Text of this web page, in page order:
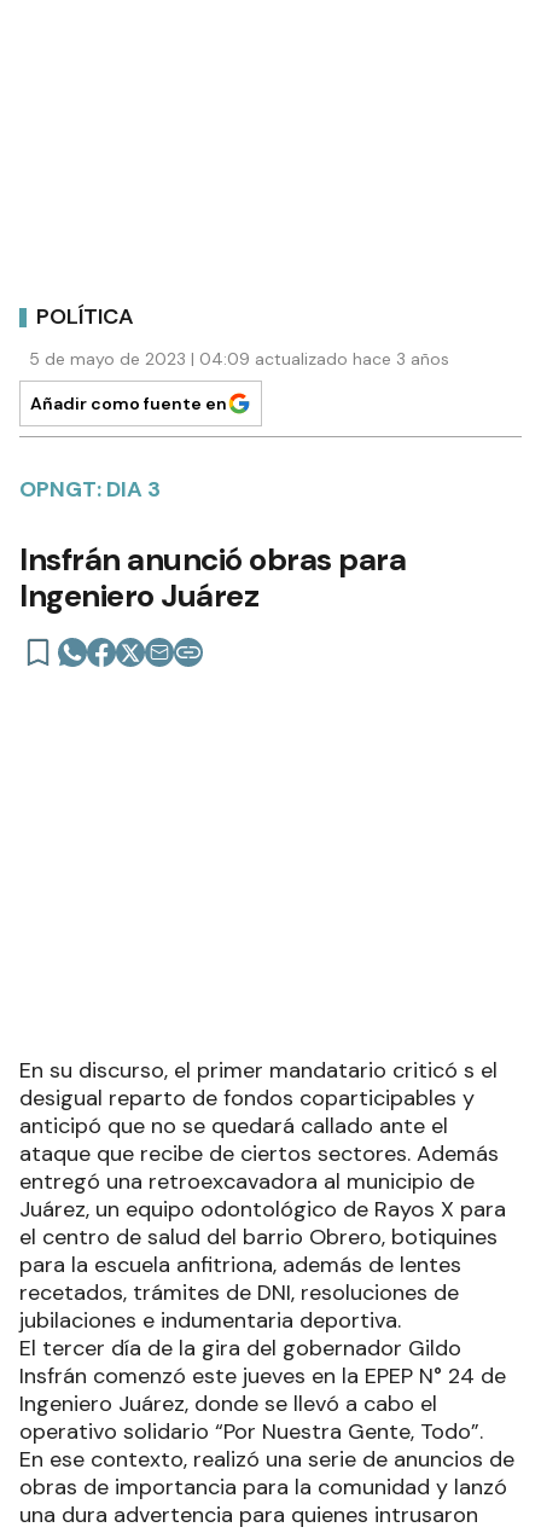
POLÍTICA
5 de mayo de 2023 | 04:09 actualizado hace 3 años
Añadir como fuente en
OPNGT: DIA 3
Insfrán anunció obras para
Ingeniero Juárez
En su discurso, el primer mandatario criticó s el
desigual reparto de fondos coparticipables y
anticipó que no se quedará callado ante el
ataque que recibe de ciertos sectores. Además
entregó una retroexcavadora al municipio de
Juárez, un equipo odontológico de Rayos X para
el centro de salud del barrio Obrero, botiquines
para la escuela anfitriona, además de lentes
recetados, trámites de DNI, resoluciones de
jubilaciones e indumentaria deportiva.
El tercer día de la gira del gobernador Gildo
Insfrán comenzó este jueves en la EPEP N° 24 de
Ingeniero Juárez, donde se llevó a cabo el
operativo solidario “Por Nuestra Gente, Todo”.
En ese contexto, realizó una serie de anuncios de
obras de importancia para la comunidad y lanzó
una dura advertencia para quienes intrusaron